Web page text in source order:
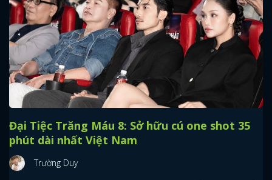
Đại Tiệc Trăng Máu 8: Sở hữu cú one shot 35
phút dài nhất Việt Nam
Trường Duy